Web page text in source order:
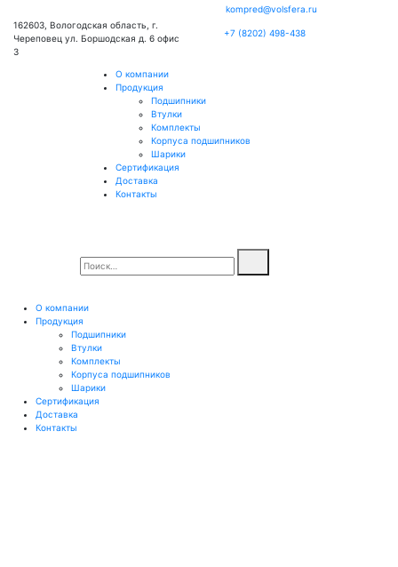
162603, Вологодская область, г.
Череповец ул. Боршодская д. 6 офис
3
kompred@volsfera.ru
+7 (8202) 498-438
О компании
Продукция
Подшипники
Втулки
Комплекты
Корпуса подшипников
Шарики
Сертификация
Доставка
Контакты
О компании
Продукция
Подшипники
Втулки
Комплекты
Корпуса подшипников
Шарики
Сертификация
Доставка
Контакты